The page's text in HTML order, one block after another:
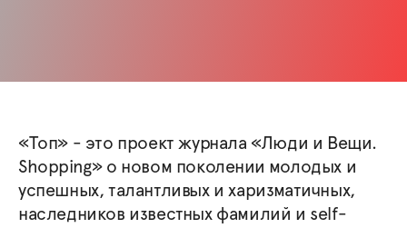
«Топ» - это проект журнала «Люди и Вещи.
Shopping» о новом поколении молодых и
успешных, талантливых и харизматичных,
наследников известных фамилий и self-